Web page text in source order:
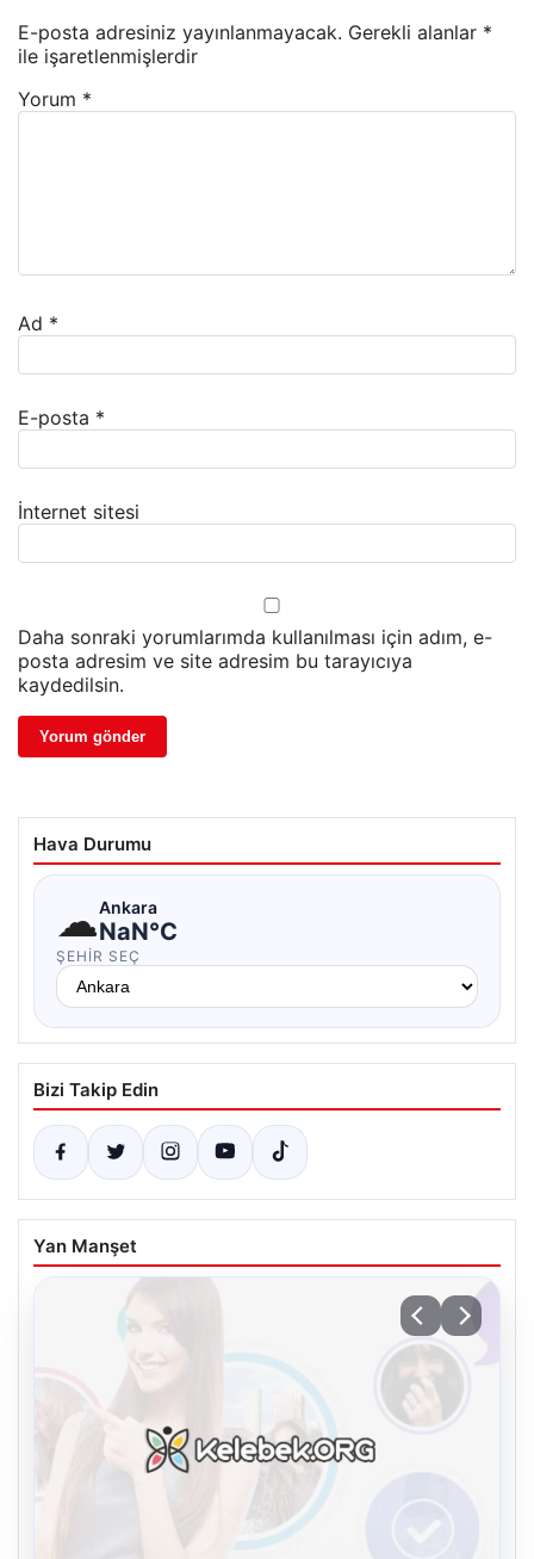
E-posta adresiniz yayınlanmayacak. Gerekli alanlar *
ile işaretlenmişlerdir
Yorum *
Ad *
E-posta *
İnternet sitesi
Daha sonraki yorumlarımda kullanılması için adım, e-
posta adresim ve site adresim bu tarayıcıya
kaydedilsin.
Hava Durumu
☁Ankara
NaN°C
ŞEHIR SEÇ
Bizi Takip Edin
Yan Manşet